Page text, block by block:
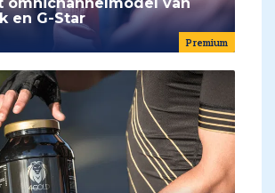
Premium
en G-Star